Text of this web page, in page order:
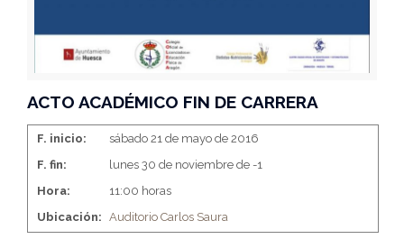
ACTO ACADÉMICO FIN DE CARRERA
F. inicio:
sábado 21 de mayo de 2016
F. fin:
lunes 30 de noviembre de -1
Hora:
11:00 horas
Ubicación: Auditorio Carlos Saura